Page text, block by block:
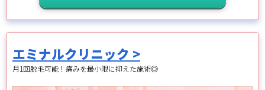
エミナルクリニック >
月1回脱毛可能！痛みを最小限に抑えた施術◎